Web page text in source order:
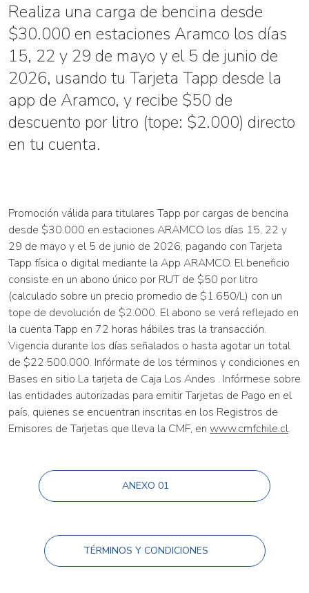
Realiza una carga de bencina desde
$30.000 en estaciones Aramco los días
15, 22 y 29 de mayo y el 5 de junio de
2026, usando tu Tarjeta Tapp desde la
app de Aramco, y recibe $50 de
descuento por litro (tope: $2.000) directo
en tu cuenta.
Promoción válida para titulares Tapp por cargas de bencina
desde $30.000 en estaciones ARAMCO los días 15, 22 y
29 de mayo y el 5 de junio de 2026, pagando con Tarjeta
Tapp física o digital mediante la App ARAMCO. El beneficio
consiste en un abono único por RUT de $50 por litro
(calculado sobre un precio promedio de $1.650/L) con un
tope de devolución de $2.000. El abono se verá reflejado en
la cuenta Tapp en 72 horas hábiles tras la transacción.
Vigencia durante los días señalados o hasta agotar un total
de $22.500.000. Infórmate de los términos y condiciones en
Bases en sitio La tarjeta de Caja Los Andes . Infórmese sobre
las entidades autorizadas para emitir Tarjetas de Pago en el
país, quienes se encuentran inscritas en los Registros de
Emisores de Tarjetas que lleva la CMF, en www.cmfchile.cl.
ANEXO 01
TÉRMINOS Y CONDICIONES